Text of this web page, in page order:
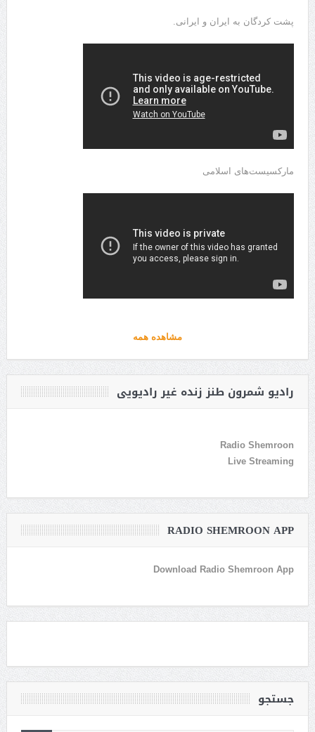
پشت کردگان به ایران و ایرانی.
مارکسیست‌های اسلامی
مشاهده همه
رادیو شمرون طنز زنده غیر رادیویی
Radio Shemroon
Live Streaming
RADIO SHEMROON APP
Download Radio Shemroon App
جستجو